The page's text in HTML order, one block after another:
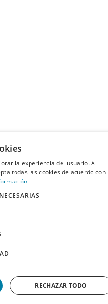
la experiencia del usuario. Al
todas las cookies de acuerdo con
RECHAZAR TODO